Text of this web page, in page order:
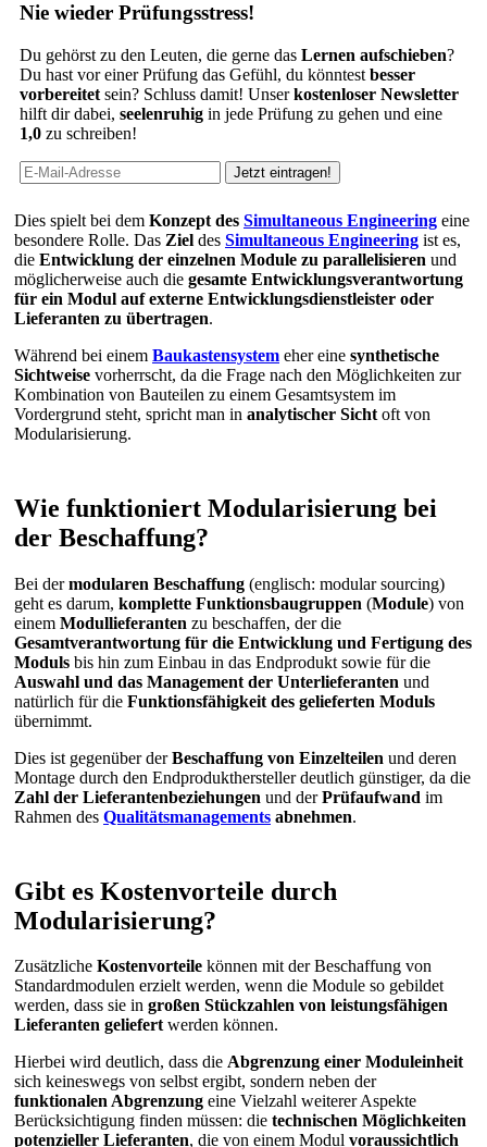
Nie wieder Prüfungsstress!
Du gehörst zu den Leuten, die gerne das Lernen aufschieben?
Du hast vor einer Prüfung das Gefühl, du könntest besser
vorbereitet sein? Schluss damit! Unserkostenloser Newsletter
hilft dir dabei, seelenruhig in jede Prüfung zu gehen und eine
1,0 zu schreiben!
Dies spielt bei dem Konzept des Simultaneous Engineering eine
besondere Rolle. Das Ziel des Simultaneous Engineering ist es,
die Entwicklung der einzelnen Module zu parallelisieren und
möglicherweise auch die gesamte Entwicklungsverantwortung
für ein Modul auf externe Entwicklungsdienstleister oder
Lieferanten zu übertragen.
Während bei einem Baukastensystem eher eine synthetische
Sichtweise vorherrscht, da die Frage nach den Möglichkeiten zur
Kombination von Bauteilen zu einem Gesamtsystem im
Vordergrund steht, spricht man in analytischer Sicht oft von
Modularisierung.
Wie funktioniert Modularisierung bei
der Beschaffung?
Bei dermodularen Beschaffung (englisch: modular sourcing)
geht es darum, komplette Funktionsbaugruppen (Module) von
einem Modullieferanten zu beschaffen, der die
Gesamtverantwortung für die Entwicklung und Fertigung des
Moduls bis hin zum Einbau in das Endprodukt sowie für die
Auswahl und das Management der Unterlieferanten und
natürlich für die Funktionsfähigkeit des gelieferten Moduls
übernimmt.
Dies ist gegenüber derBeschaffung von Einzelteilen und deren
Montage durch den Endprodukthersteller deutlich günstiger, da die
Zahl der Lieferantenbeziehungen und derPrüfaufwand im
Rahmen des Qualitätsmanagements abnehmen.
Gibt es Kostenvorteile durch
Modularisierung?
Zusätzliche Kostenvorteile können mit der Beschaffung von
Standardmodulen erzielt werden, wenn die Module so gebildet
werden, dass sie in großen Stückzahlen von leistungsfähigen
Lieferanten geliefertwerden können.
Hierbei wird deutlich, dass die Abgrenzung einer Moduleinheit
sich keineswegs von selbst ergibt, sondern neben der
funktionalen Abgrenzung eine Vielzahl weiterer Aspekte
Berücksichtigung finden müssen: die technischen Möglichkeiten
potenzieller Lieferanten, die von einem Modul voraussichtlich